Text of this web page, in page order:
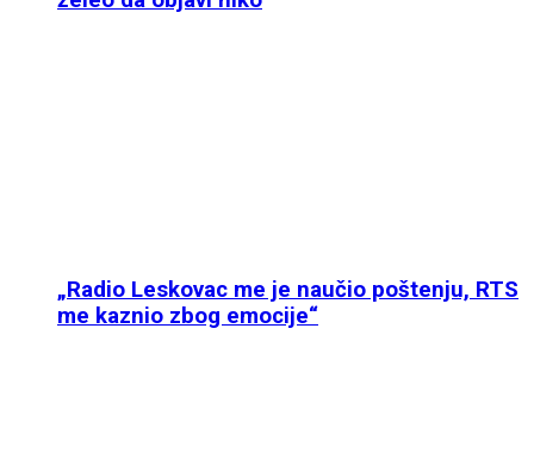
„Radio Leskovac me je naučio poštenju, RTS
me kaznio zbog emocije“